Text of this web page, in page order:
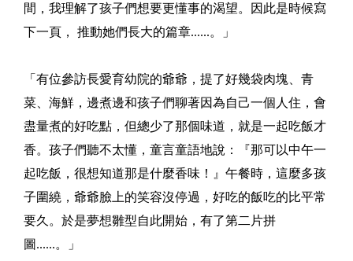
間，我理解了孩子們想要更懂事的渴望。因此是時候寫
下一頁， 推動她們長大的篇章......。」
「有位參訪長愛育幼院的爺爺，提了好幾袋肉塊、青
菜、海鮮，邊煮邊和孩子們聊著因為自己一個人住，會
盡量煮的好吃點，但總少了那個味道，就是一起吃飯才
香。孩子們聽不太懂，童言童語地說：『那可以中午一
起吃飯，很想知道那是什麼香味！』午餐時，這麼多孩
子圍繞，爺爺臉上的笑容沒停過，好吃的飯吃的比平常
要久。於是夢想雛型自此開始，有了第二片拼
圖......。」